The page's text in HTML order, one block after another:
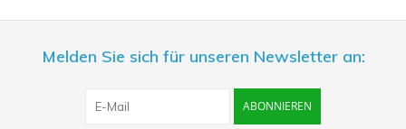
Melden Sie sich für unseren Newsletter an:
ABONNIEREN